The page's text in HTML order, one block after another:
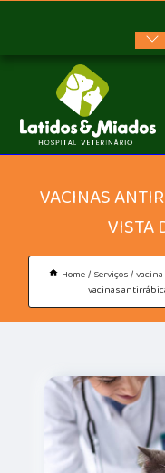
VACINAS
VISTA
Home Serviços
vacinas